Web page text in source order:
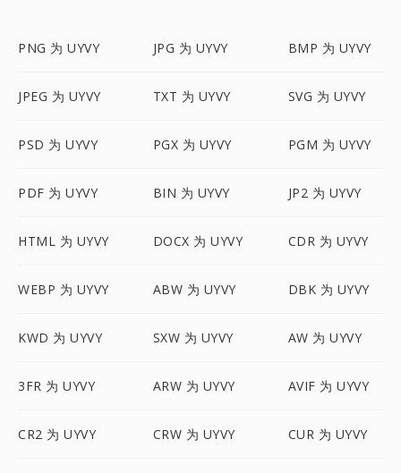
PNG 为 UYVY JPG 为 UYVY BMP 为 UYVY
JPEG 为 UYVY TXT 为 UYVY SVG 为 UYVY
PSD 为 UYVY PGX 为 UYVY PGM 为 UYVY
PDF 为 UYVY BIN 为 UYVY JP2 为 UYVY
HTML 为 UYVY DOCX 为 UYVY CDR 为 UYVY
WEBP 为 UYVY ABW 为 UYVY DBK 为 UYVY
KWD 为 UYVY SXW 为 UYVY AW 为 UYVY
3FR 为 UYVY ARW 为 UYVY AVIF 为 UYVY
CR2 为 UYVY CRW 为 UYVY CUR 为 UYVY